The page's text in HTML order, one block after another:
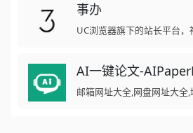
事办
UC浏览器旗下的站长平台，
AI一键论文-
邮箱网址大全,网盘网址大全,